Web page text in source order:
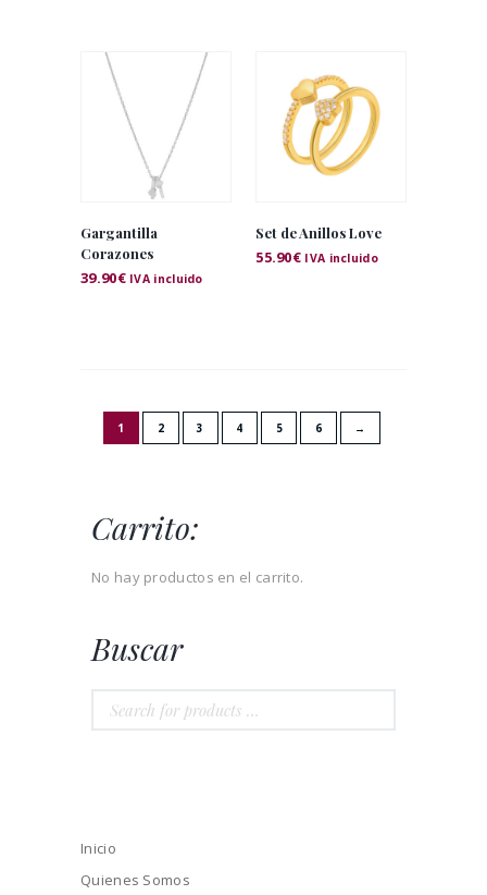
Gargantilla
Corazones
39.90€ IVA incluido
Set de Anillos Love
55.90€ IVA incluido
1 2 3 4 5 6 →
Carrito:
No hay productos en el carrito.
Buscar
Inicio
Quienes Somos